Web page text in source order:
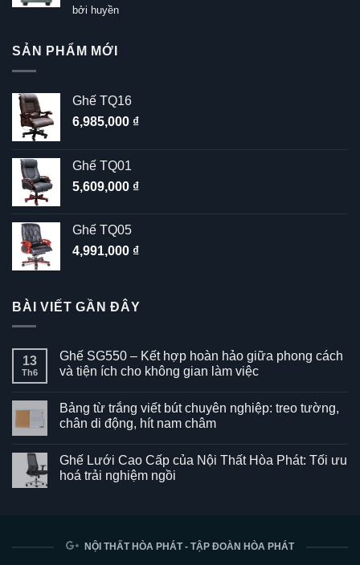
Được xếp
hạng5
bởi huyền
SẢN PHẨM MỚI
Ghế TQ16
6,985,000 ₫
Ghế TQ01
5,609,000 ₫
Ghế TQ05
4,991,000 ₫
BÀI VIẾT GẦN ĐÂY
13
Th6
Ghế SG550 – Kết hợp hoàn hảo giữa phong cách
và tiện ích cho không gian làm việc
bình
luận
ở
–
Kết
hợp
và
Bảng từ trắng viết bút chuyên nghiệp: treo tường,
chân di động, hít nam châm
bình
luận
ở
chuyên
Ghế Lưới Cao Cấp của Nội Thất Hòa Phát: Tối ưu
hoá trải nghiệm ngồi
Ghế
NỘI THẤT HÒA PHÁT - TẬP ĐOÀN HÒA PHÁT